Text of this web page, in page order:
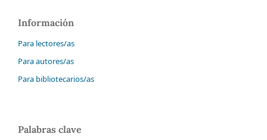
Información
Para lectores/as
Para autores/as
Para bibliotecarios/as
Palabras clave